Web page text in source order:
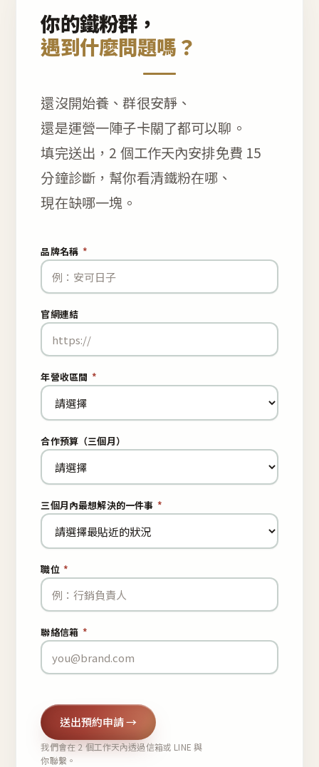
你的鐵粉群，
遇到什麼問題嗎？
還沒開始養、群很安靜、
還是運營一陣子卡關了都可以聊。
填完送出，2 個工作天內安排免費 15
分鐘診斷，幫你看清鐵粉在哪、
現在缺哪一塊。
品牌名稱 *
官網連結
年營收區間 *
合作預算（三個月）
三個月內最想解決的一件事 *
職位 *
聯絡信箱 *
送出預約申請 →
我們會在 2 個工作天內透過信箱或 LINE 與
你聯繫。